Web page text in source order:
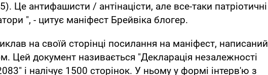
Це антифашисти / антінацісти, але все-таки патріотичні
", - цитує маніфест Брейвіка блогер.
на своїй сторінці посилання на маніфест, написаний
Цей документ називається "Декларація незалежності
і налічує 1500 сторінок. У ньому у формі інтерв'ю з